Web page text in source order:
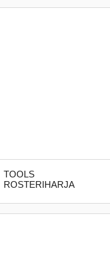
TOOLS
ROSTERIHARJA